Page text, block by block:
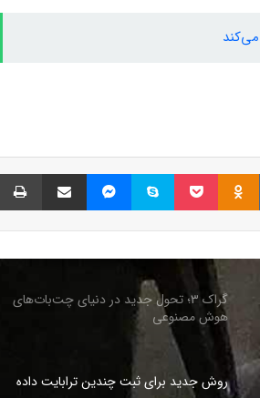
VKontakte
Odnoklassniki پاکت اسکایپ مسنجر اشتراک گذاری با ایمیل
هوش مصنوعی
هوش مصنوعی
روش جدید برای ثبت چندین ترابایت‌ داده
آسیب‌های روانی فرزند اول می‌تواند زمینه‌ساز
مشکلات روانی در فرزندان بعدی شود